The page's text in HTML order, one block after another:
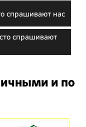
спрашивают нас
спрашивают
и по